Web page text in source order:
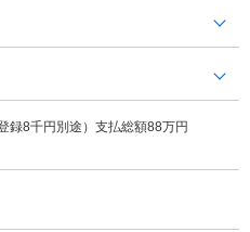
録8千円別途）支払総額88万円